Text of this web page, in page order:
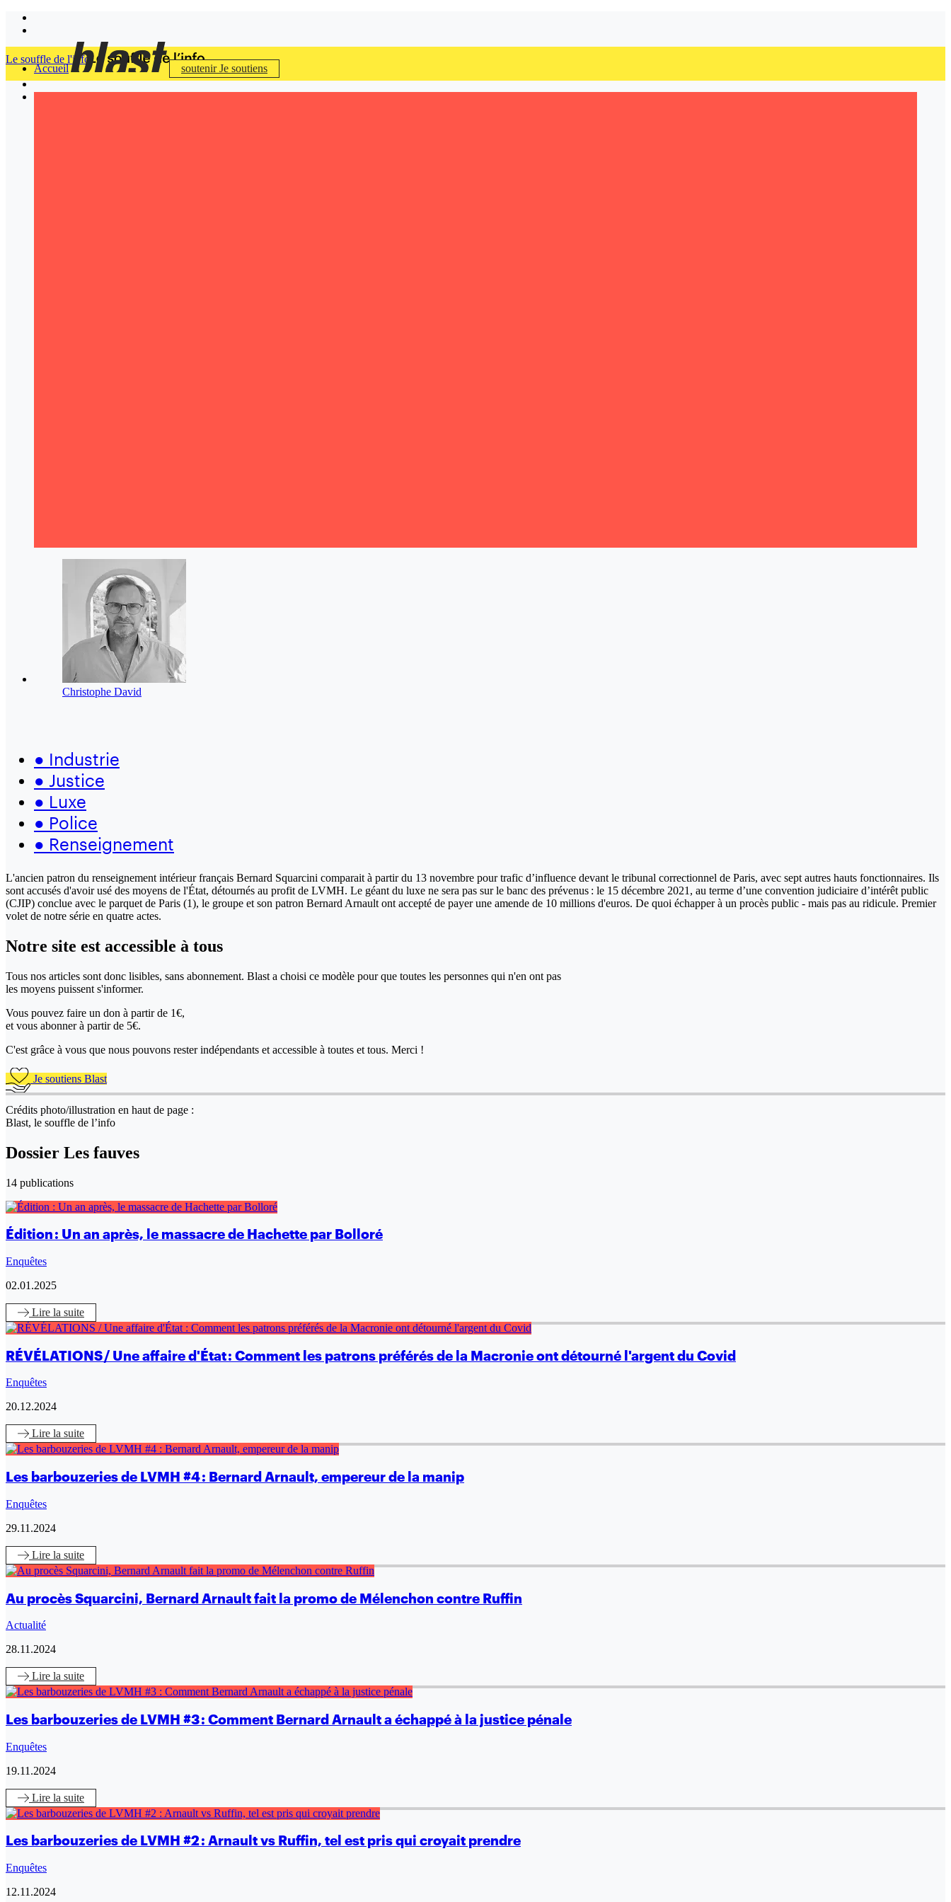
Accueil soutenirJe soutiens
Le souffle de l'info
Christophe David
● Industrie
● Justice
● Luxe
● Police
● Renseignement
L'ancien patron du renseignement intérieur français Bernard Squarcini comparait à partir du 13 novembre pour trafic d’influence devant le tribunal correctionnel de Paris, avec sept autres hauts fonctionnaires. Ils
sont accusés d'avoir usé des moyens de l'État, détournés au profit de LVMH. Le géant du luxe ne sera pas sur le banc des prévenus : le 15 décembre 2021, au terme d’une convention judiciaire d’intérêt public
(CJIP) conclue avec le parquet de Paris (1), le groupe et son patron Bernard Arnault ont accepté de payer une amende de 10 millions d'euros. De quoi échapper à un procès public - mais pas au ridicule. Premier
volet de notre série en quatre actes.
Notre site est accessible à tous
Tous nos articles sont donc lisibles, sans abonnement. Blast a choisi ce modèle pour que toutes les personnes qui n'en ont pas
les moyens puissent s'informer.
Vous pouvez faire un don à partir de 1€,
et vous abonner à partir de 5€.
C'est grâce à vous que nous pouvons rester indépendants et accessible à toutes et tous. Merci !
Je soutiens Blast
Crédits photo/illustration en haut de page :
Blast, le souffle de l’info
Dossier Les fauves
14 publications
Édition : Un an après, le massacre de Hachette par Bolloré
Enquêtes
02.01.2025
Lire la suite
RÉVÉLATIONS / Une affaire d'État : Comment les patrons préférés de la Macronie ont détourné l'argent du Covid
Enquêtes
20.12.2024
Lire la suite
Les barbouzeries de LVMH #4 : Bernard Arnault, empereur de la manip
Enquêtes
29.11.2024
Lire la suite
Au procès Squarcini, Bernard Arnault fait la promo de Mélenchon contre Ruffin
Actualité
28.11.2024
Lire la suite
Les barbouzeries de LVMH #3 : Comment Bernard Arnault a échappé à la justice pénale
Enquêtes
19.11.2024
Lire la suite
Les barbouzeries de LVMH #2 : Arnault vs Ruffin, tel est pris qui croyait prendre
Enquêtes
12.11.2024